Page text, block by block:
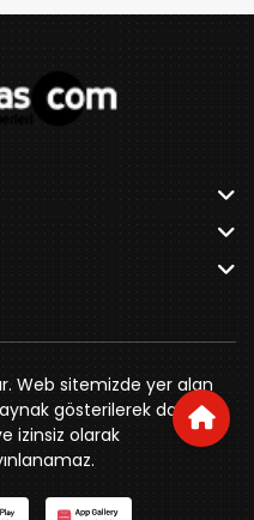
Özkahya Apt. Kat:3 D:7
Web sitemizde yer alan
gösterilerek dahi
izinsiz olarak